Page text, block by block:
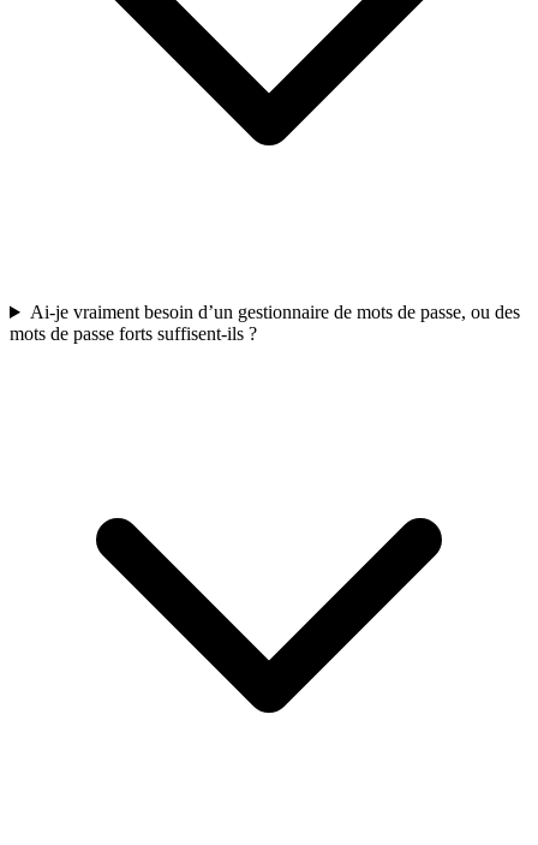
Ai-je vraiment besoin d’un gestionnaire de mots de passe, ou des
mots de passe forts suffisent-ils ?